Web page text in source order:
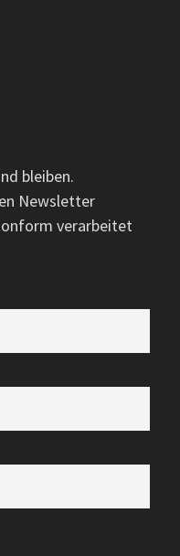
bleiben.
Newsletter
verarbeitet